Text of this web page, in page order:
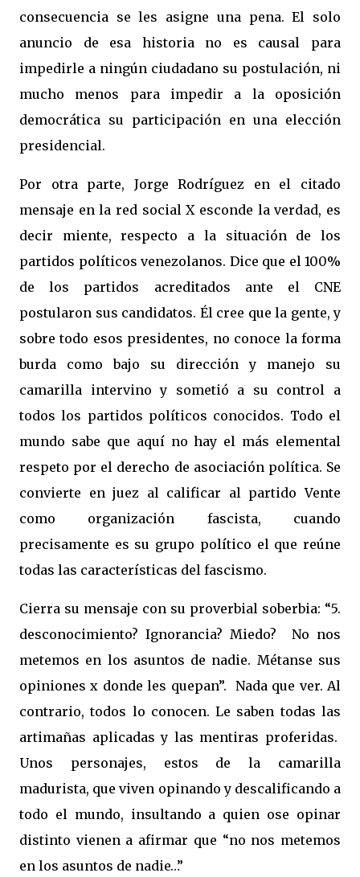
consecuencia se les asigne una pena. El solo
anuncio de esa historia no es causal para
impedirle a ningún ciudadano su postulación, ni
mucho menos para impedir a la oposición
democrática su participación en una elección
presidencial.
Por otra parte, Jorge Rodríguez en el citado
mensaje en la red social X esconde la verdad, es
decir miente, respecto a la situación de los
partidos políticos venezolanos. Dice que el 100%
de los partidos acreditados ante el CNE
postularon sus candidatos. Él cree que la gente, y
sobre todo esos presidentes, no conoce la forma
burda como bajo su dirección y manejo su
camarilla intervino y sometió a su control a
todos los partidos políticos conocidos. Todo el
mundo sabe que aquí no hay el más elemental
respeto por el derecho de asociación política. Se
convierte en juez al calificar al partido Vente
como organización fascista, cuando
precisamente es su grupo político el que reúne
todas las características del fascismo.
Cierra su mensaje con su proverbial soberbia: “5.
desconocimiento? Ignorancia? Miedo? No nos
metemos en los asuntos de nadie. Métanse sus
opiniones x donde les quepan”. Nada que ver. Al
contrario, todos lo conocen. Le saben todas las
artimañas aplicadas y las mentiras proferidas.
Unos personajes, estos de la camarilla
madurista, que viven opinando y descalificando a
todo el mundo, insultando a quien ose opinar
distinto vienen a afirmar que “no nos metemos
en los asuntos de nadie…”